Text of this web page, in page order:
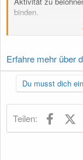
binden.
Alle Phrasen
Erfahre mehr über
Du musst dich
Teilen: